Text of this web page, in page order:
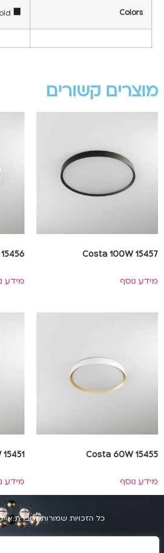
Colors
מוצרים קשורים
Costa 100W 15457
מידע נוסף מידע
Costa 60W 15455
מידע נוסף מידע
כל הזכויות שמורות לחברת